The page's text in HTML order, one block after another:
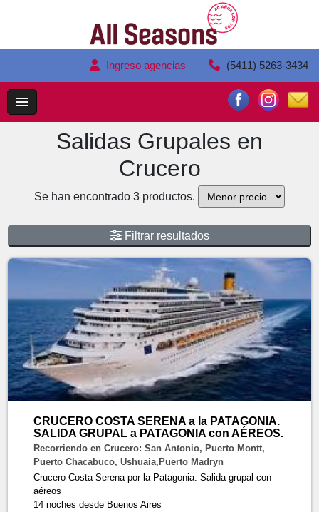
Ingreso agencias (5411) 5263-3434
Salidas Grupales en
Crucero
Se han encontrado 3 productos.
Filtrar resultados
CRUCERO COSTA SERENA a la PATAGONIA.
SALIDA GRUPAL a PATAGONIA con AÉREOS.
Recorriendo en Crucero: San Antonio, Puerto Montt,
Puerto Chacabuco, Ushuaia,Puerto Madryn
Crucero Costa Serena por la Patagonia. Salida grupal con
aéreos
14 nochesdesde Buenos Aires